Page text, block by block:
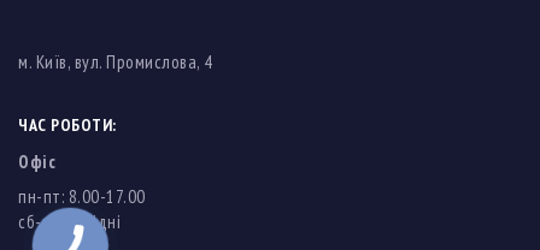
м. Київ, вул. Промислова, 4
ЧАС РОБОТИ:
Офіс
пн-пт: 8.00-17.00
cб-нд: вихідні